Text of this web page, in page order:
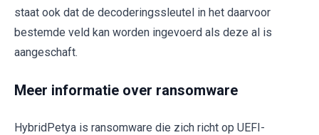
staat ook dat de decoderingssleutel in het daarvoor
bestemde veld kan worden ingevoerd als deze al is
aangeschaft.
Meer informatie over ransomware
HybridPetya is ransomware die zich richt op UEFI-